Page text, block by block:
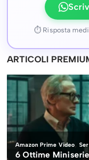
⏱ Risposta
ARTICOLI